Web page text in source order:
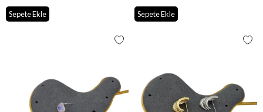
Sepete Ekle Sepete Ekle